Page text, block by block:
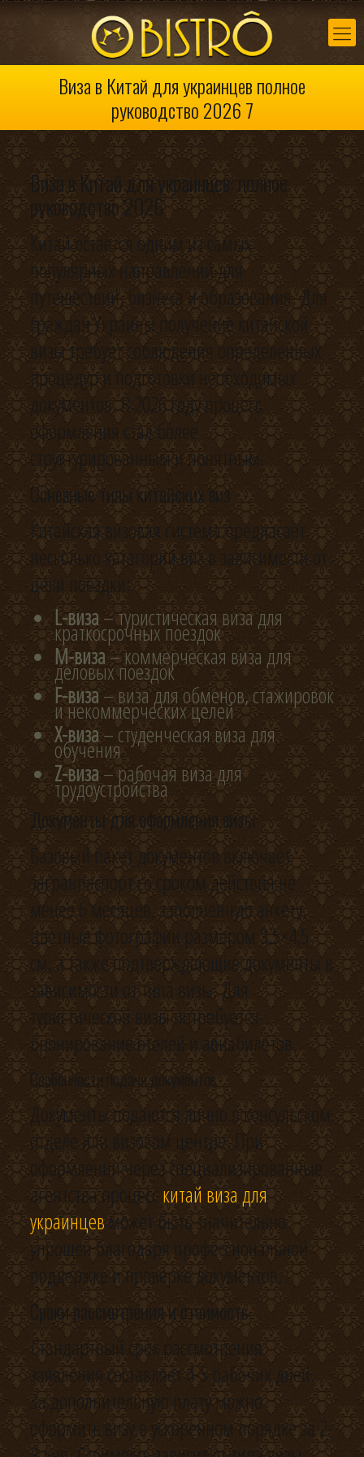
Виза в Китай для украинцев полное
руководство 2026 7
Виза в Китай для украинцев: полное
руководство 2026
Китай остается одним из самых
популярных направлений для
путешествий, бизнеса и образования. Для
граждан Украины получение китайской
визы требует соблюдения определенных
процедур и подготовки необходимых
документов. В 2026 году процесс
оформления стал более
структурированным и понятным.
Основные типы китайских виз
Китайская визовая система предлагает
несколько категорий виз в зависимости от
цели поездки:
L-виза– туристическая виза для
краткосрочных поездок
M-виза– коммерческая виза для
деловых поездок
F-виза– виза для обменов, стажировок
и некоммерческих целей
X-виза– студенческая виза для
обучения
Z-виза– рабочая виза для
трудоустройства
Документы для оформления визы
Базовый пакет документов включает
загранпаспорт со сроком действия не
менее 6 месяцев, заполненную анкету,
цветные фотографии размером 3,5×4,5
см, а также подтверждающие документы в
зависимости от типа визы. Для
туристической визы потребуется
бронирование отелей и авиабилетов.
Особенности подачи документов
Документы подаются лично в консульском
отделе или визовом центре. При
оформлении через специализированные
агентства процесскитай виза для
украинцевможет быть значительно
упрощен благодаря профессиональной
поддержке и проверке документов.
Сроки рассмотрения и стоимость
Стандартный срок рассмотрения
заявления составляет 4-5 рабочих дней.
За дополнительную плату можно
оформить визу в ускоренном порядке за 2-